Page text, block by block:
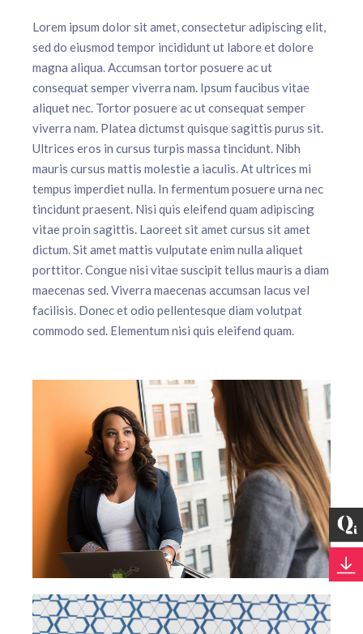
Lorem ipsum dolor sit amet, consectetur adipiscing elit,
sed do eiusmod tempor incididunt ut labore et dolore
magna aliqua. Accumsan tortor posuere ac ut
consequat semper viverra nam. Ipsum faucibus vitae
aliquet nec. Tortor posuere ac ut consequat semper
viverra nam. Platea dictumst quisque sagittis purus sit.
Ultrices eros in cursus turpis massa tincidunt. Nibh
mauris cursus mattis molestie a iaculis. At ultrices mi
tempus imperdiet nulla. In fermentum posuere urna nec
tincidunt praesent. Nisi quis eleifend quam adipiscing
vitae proin sagittis. Laoreet sit amet cursus sit amet
dictum. Sit amet mattis vulputate enim nulla aliquet
porttitor. Congue nisi vitae suscipit tellus mauris a diam
maecenas sed. Viverra maecenas accumsan lacus vel
facilisis. Donec et odio pellentesque diam volutpat
commodo sed. Elementum nisi quis eleifend quam.